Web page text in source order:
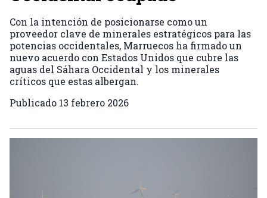
Con la intención de posicionarse como un
proveedor clave de minerales estratégicos para las
potencias occidentales, Marruecos ha firmado un
nuevo acuerdo con Estados Unidos que cubre las
aguas del Sáhara Occidental y los minerales
críticos que estas albergan.
Publicado 13 febrero 2026